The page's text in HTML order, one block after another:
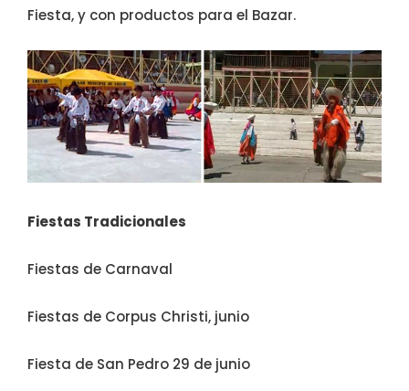
Fiesta, y con productos para el Bazar.
Fiestas Tradicionales
Fiestas de Carnaval
Fiestas de Corpus Christi, junio
Fiesta de San Pedro 29 de junio